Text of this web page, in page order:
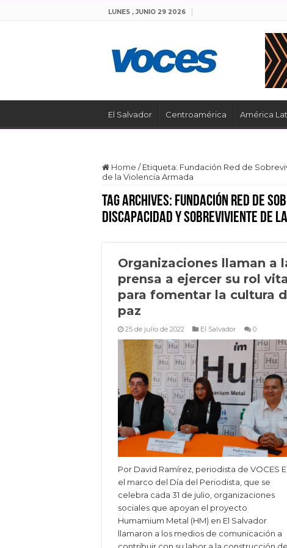
LUNES , JUNIO 29 2026
El Salvador Centroamérica América
Home / Etiqueta: Fundación Red de
de la Violencia Armada
Tag Archives: Fundación Red de
Discapacidad y Sobreviviente de
Organizaciones llaman a
prensa a ejercer su rol
para fomentar la cultura
paz
25 de julio de 2022 El Salvador 0
Por David Ramírez, periodista de VOCES
el marco del Día del Periodista, que se
celebra cada 31 de julio, organizaciones
sociales que apoyan el proyecto
Humamium Metal (HM) en El Salvador
llamaron a los medios de comunicación a